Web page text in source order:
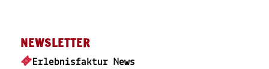
NEWSLETTER
Erlebnisfaktur News